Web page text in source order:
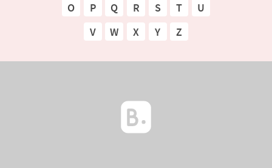
O
P Q R S T
U
V
W X Y Z